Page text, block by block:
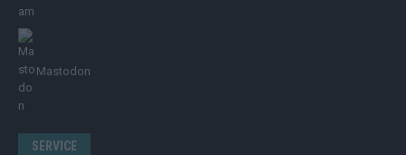
Mastodon
SERVICE